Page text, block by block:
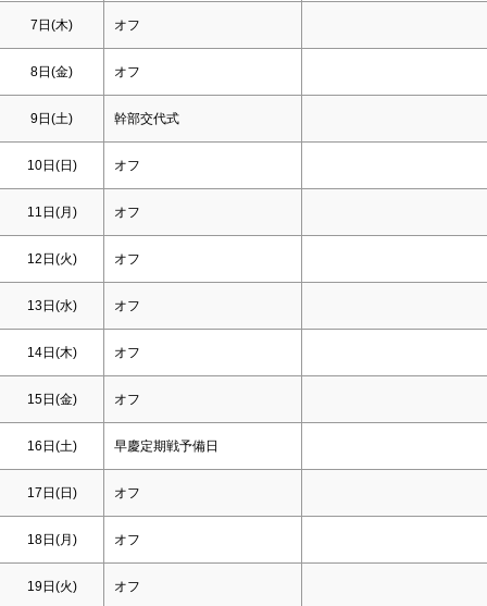
7日(木) オフ
8日(金) オフ
9日(土) 幹部交代式
10日(日) オフ
11日(月) オフ
12日(火) オフ
13日(水) オフ
14日(木) オフ
15日(金) オフ
16日(土) 早慶定期戦予備日
17日(日) オフ
18日(月) オフ
19日(火) オフ